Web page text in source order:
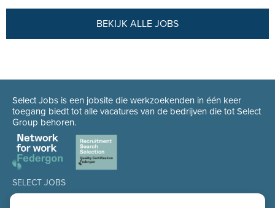
BEKIJK ALLE JOBS
Select Jobs is een jobsite die werkzoekenden in één keer
toegang biedt tot alle vacatures van de bedrijven die tot Select
Group behoren.
SELECT JOBS
Jobs